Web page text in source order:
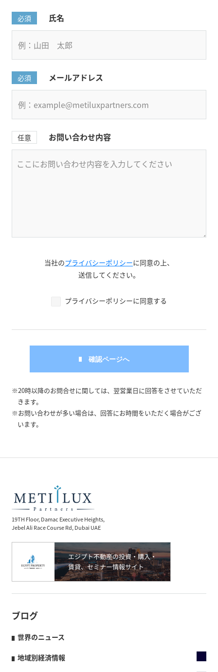
必須 氏名
必須 メールアドレス
任意 お問い合わせ内容
当社のプライバシーポリシーに同意の上、
送信してください。
プライバシーポリシーに同意する
※20時以降のお問合せに関しては、翌営業日に回答をさせていただ
きます。
※お問い合わせが多い場合は、回答にお時間をいただく場合がござ
います。
19TH Floor, Damac Executive Heights,
Jebel Ali Race Course Rd, Dubai UAE
ブログ
世界のニュース
地域別経済情報